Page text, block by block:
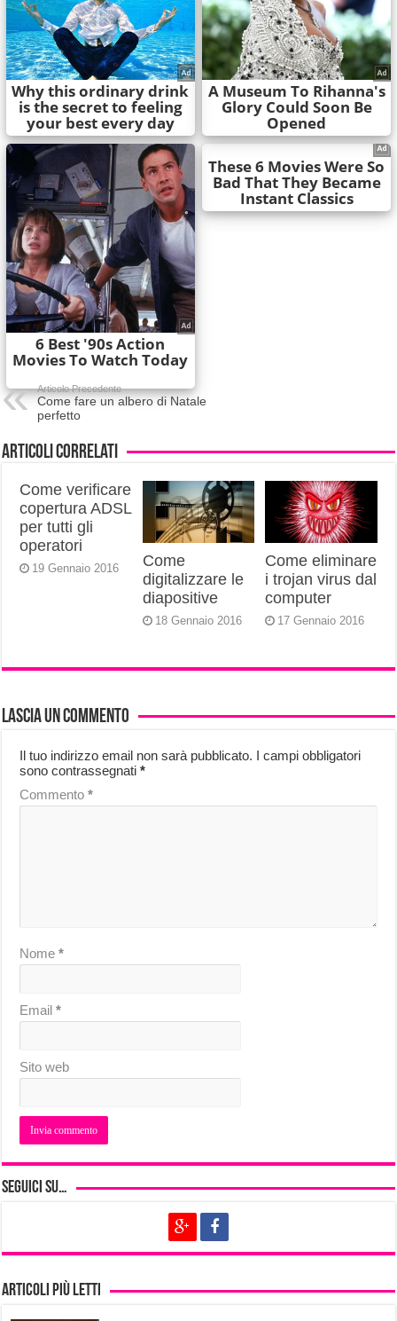
Articolo Precedente
Come fare un albero di Natale
perfetto
Articoli correlati
Come verificare
copertura ADSL
per tutti gli
operatori
19 Gennaio 2016
Come
digitalizzare le
diapositive
18 Gennaio 2016
Come eliminare
i trojan virus dal
computer
17 Gennaio 2016
Lascia un commento
Il tuo indirizzo email non sarà pubblicato. I campi obbligatori
sono contrassegnati*
Commento*
Nome*
Email*
Sito web
Seguici su…
Articoli più letti